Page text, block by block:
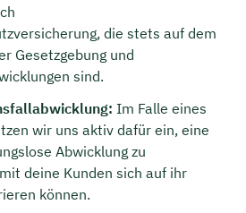
die stets auf dem
Gesetzgebung und
sind.
Im Falle eines
wir uns aktiv dafür ein, eine
Abwicklung zu
deine Kunden sich auf ihr
können.